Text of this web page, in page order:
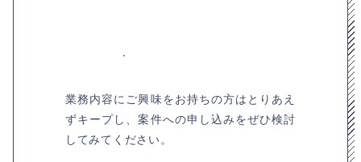
業務内容にご興味をお持ちの方はとりあえ
ずキープし、案件への申し込みをぜひ検討
してみてください。